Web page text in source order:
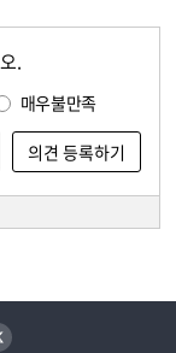
.
매우불만족